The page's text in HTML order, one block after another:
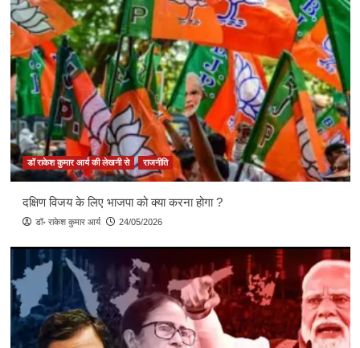
3
इतिहास के पन्नों से डॉ राकेश कुमार आर्य की लेखनी से
जब देवकांत बरूआ ने इन्दिरा से कहा था – आप मुझे
प्रधानमंत्री बना दो..
4
इतिहास के पन्नों से
गुर्जर शासकों के बारे में राणा हसन अली का विवरण
संपूर्ण भारत कभी गुलाम नही रहा
डॉ राकेश कुमार आर्य की लेखनी से राजनीति
दक्षिण विजय के लिए भाजपा को क्या करना होगा ?
डॉ॰ राकेश कुमार आर्य 24/05/2026